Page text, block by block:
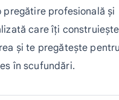
pregătire profesională și
care îți construiește
și te pregătește
în scufundări.